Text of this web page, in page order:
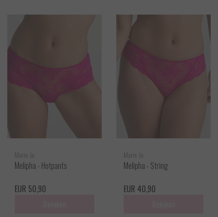
Marie Jo
Melipha - Hotpants
EUR 50,90
Marie Jo
Melipha - String
EUR 40,90